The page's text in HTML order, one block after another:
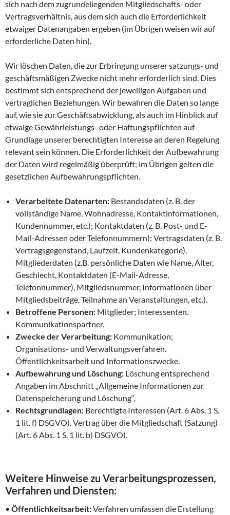
sich nach dem zugrundeliegenden Mitgliedschafts- oder
Vertragsverhältnis, aus dem sich auch die Erforderlichkeit
etwaiger Datenangaben ergeben (im Übrigen weisen wir auf
erforderliche Daten hin).
Wir löschen Daten, die zur Erbringung unserer satzungs- und
geschäftsmäßigen Zwecke nicht mehr erforderlich sind. Dies
bestimmt sich entsprechend der jeweiligen Aufgaben und
vertraglichen Beziehungen. Wir bewahren die Daten so lange
auf, wie sie zur Geschäftsabwicklung, als auch im Hinblick auf
etwaige Gewährleistungs- oder Haftungspflichten auf
Grundlage unserer berechtigten Interesse an deren Regelung
relevant sein können. Die Erforderlichkeit der Aufbewahrung
der Daten wird regelmäßig überprüft; im Übrigen gelten die
gesetzlichen Aufbewahrungspflichten.
Verarbeitete Datenarten: Bestandsdaten (z. B. der
vollständige Name, Wohnadresse, Kontaktinformationen,
Kundennummer, etc.); Kontaktdaten (z. B. Post- und E-
Mail-Adressen oder Telefonnummern); Vertragsdaten (z. B.
Vertragsgegenstand, Laufzeit, Kundenkategorie).
Mitgliederdaten (z.B. persönliche Daten wie Name, Alter,
Geschlecht, Kontaktdaten (E-Mail-Adresse,
Telefonnummer), Mitgliedsnummer, Informationen über
Mitgliedsbeiträge, Teilnahme an Veranstaltungen, etc.).
Betroffene Personen: Mitglieder; Interessenten.
Kommunikationspartner.
Zwecke der Verarbeitung: Kommunikation;
Organisations- und Verwaltungsverfahren.
Öffentlichkeitsarbeit und Informationszwecke.
Aufbewahrung und Löschung: Löschung entsprechend
Angaben im Abschnitt „Allgemeine Informationen zur
Datenspeicherung und Löschung“.
Rechtsgrundlagen: Berechtigte Interessen (Art. 6 Abs. 1 S.
1 lit. f) DSGVO). Vertrag über die Mitgliedschaft (Satzung)
(Art. 6 Abs. 1 S. 1 lit. b) DSGVO).
Weitere Hinweise zu Verarbeitungsprozessen,
Verfahren und Diensten:
• Öffentlichkeitsarbeit:Verfahren umfassen die Erstellung